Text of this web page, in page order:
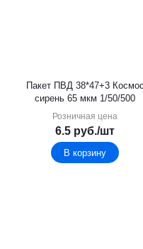
Пакет ПВД 38*47+3 Космос
сирень 65 мкм 1/50/500
Розничная цена
6.5 руб./шт
В корзину